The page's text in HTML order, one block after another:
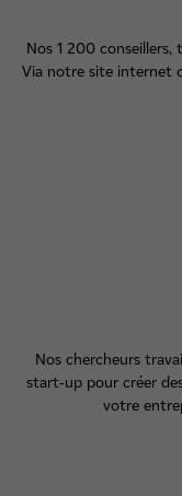
Nos 1 200 conseillers,
Via notre site internet
Nos chercheurs
start-up pour créer
votre